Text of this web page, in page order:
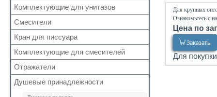
Унитазы
Биде
Раковины
Комплектующие для унитазов
Арматура бачка (комплект)
Сливная колонка
Кран для писсуара
Клапан бачка унитаза
Фановые трубы и манжеты
Крепеж
Система инсталяции
Смесители
Кран монокомандный
Гигиенические комплекты
Кран с таймером
Термостатические
Смеситель сенсорный
Кран для писсуара
Комплектующие для смесителей
Аэратор
Гусак (излив)
Отражатели
Душевые принадлежности
Для крупных
Ознакомьтесь с
Цена по
Заказать
Для